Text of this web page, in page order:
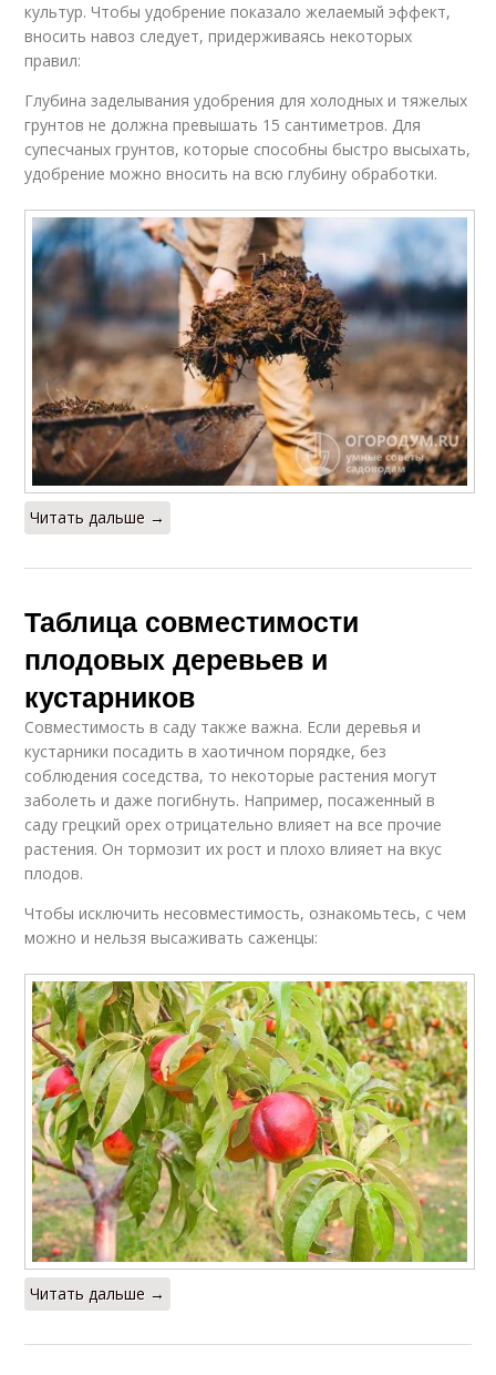
культур. Чтобы удобрение показало желаемый эффект,
вносить навоз следует, придерживаясь некоторых
правил:
Глубина заделывания удобрения для холодных и тяжелых
грунтов не должна превышать 15 сантиметров. Для
супесчаных грунтов, которые способны быстро высыхать,
удобрение можно вносить на всю глубину обработки.
Читать дальше →
Таблица совместимости
плодовых деревьев и
кустарников
Совместимость в саду также важна. Если деревья и
кустарники посадить в хаотичном порядке, без
соблюдения соседства, то некоторые растения могут
заболеть и даже погибнуть. Например, посаженный в
саду грецкий орех отрицательно влияет на все прочие
растения. Он тормозит их рост и плохо влияет на вкус
плодов.
Чтобы исключить несовместимость, ознакомьтесь, с чем
можно и нельзя высаживать саженцы:
Читать дальше →